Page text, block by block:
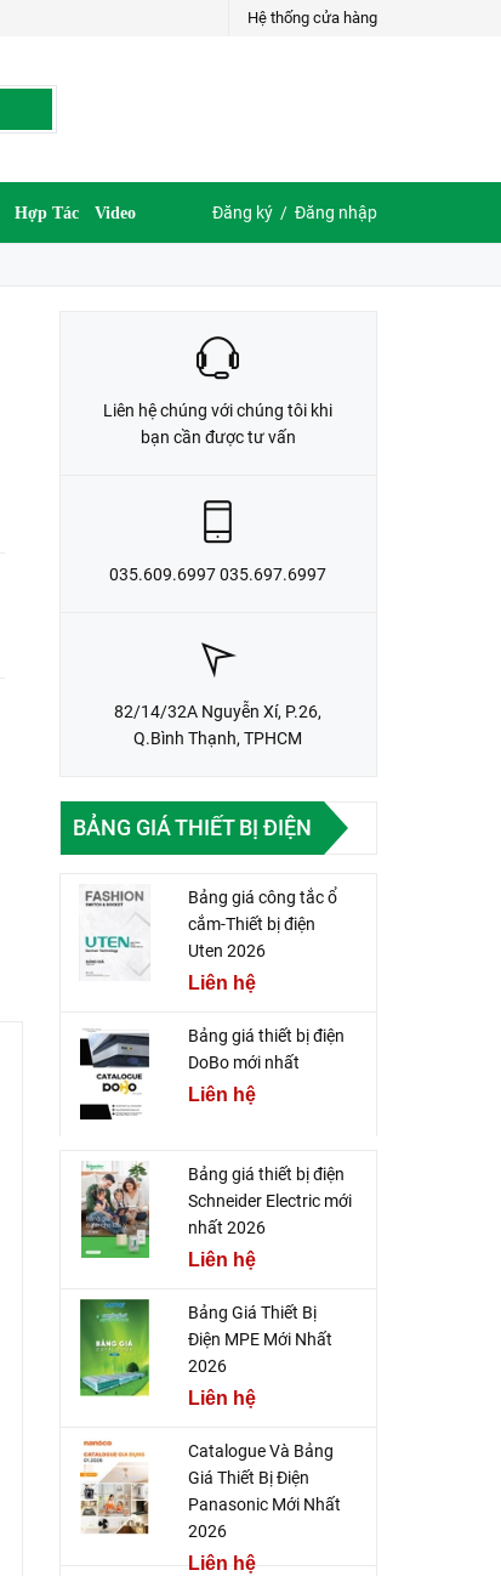
Hệ thống cửa hàng
Hợp Tác Video Đăng ký / Đăng nhập
LIÊN HỆ ĐẶT HÀNG
Liên hệ chúng với chúng tôi khi
bạn cần được tư vấn
035.609.6997 035.697.6997
82/14/32A Nguyễn Xí, P.26,
Q.Bình Thạnh, TPHCM
BẢNG GIÁ THIẾT BỊ ĐIỆN
Bảng giá công tắc ổ
cắm-Thiết bị điện
Uten 2026
Liên hệ
Bảng giá thiết bị điện
DoBo mới nhất
Liên hệ
Bảng giá thiết bị điện
Schneider Electric mới
nhất 2026
Liên hệ
Bảng Giá Thiết Bị
Điện MPE Mới Nhất
2026
Liên hệ
Catalogue Và Bảng
Giá Thiết Bị Điện
Panasonic Mới Nhất
2026
Liên hệ